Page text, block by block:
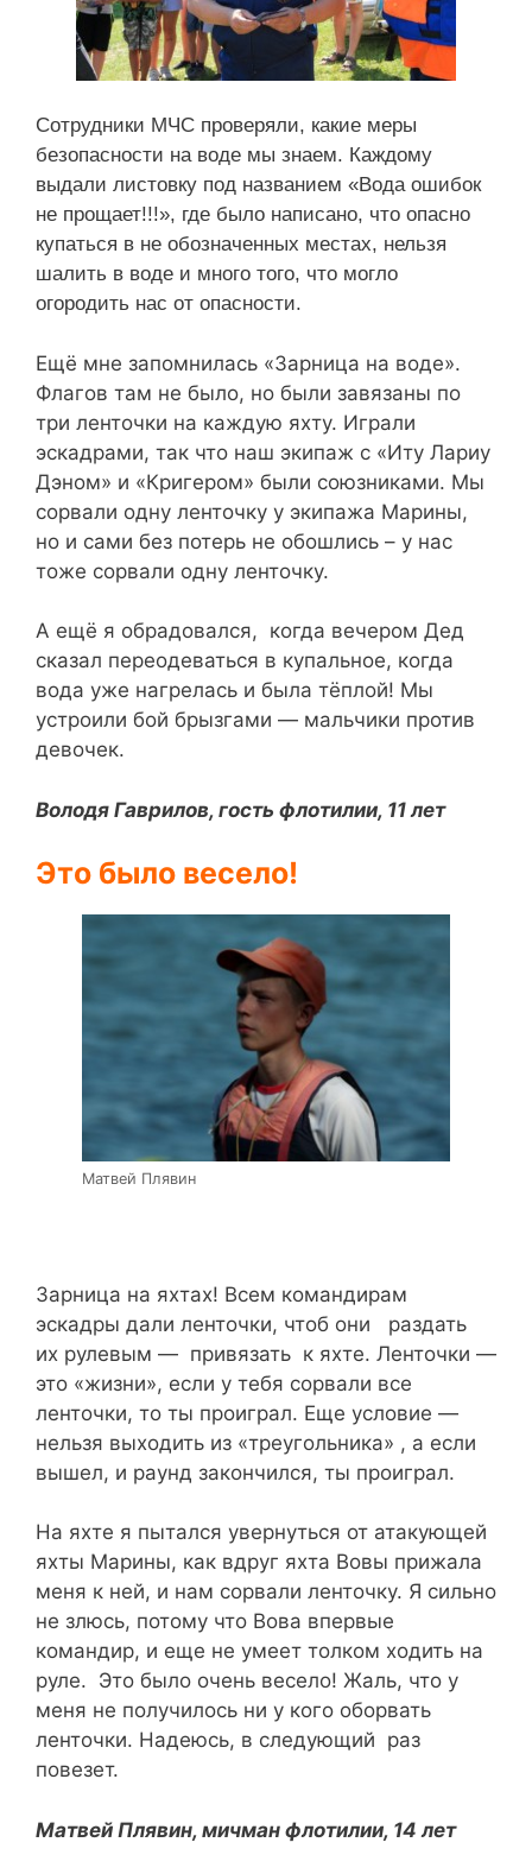
Сотрудники МЧС проверяли, какие меры
безопасности на воде мы знаем. Каждому
выдали листовку под названием «Вода ошибок
не прощает!!!», где было написано, что опасно
купаться в не обозначенных местах, нельзя
шалить в воде и много того, что могло
огородить нас от опасности.
Ещё мне запомнилась «Зарница на воде».
Флагов там не было, но были завязаны по
три ленточки на каждую яхту. Играли
эскадрами, так что наш экипаж с «Иту Лариу
Дэном» и «Кригером» были союзниками. Мы
сорвали одну ленточку у экипажа Марины,
но и сами без потерь не обошлись – у нас
тоже сорвали одну ленточку.
А ещё я обрадовался, когда вечером Дед
сказал переодеваться в купальное, когда
вода уже нагрелась и была тёплой! Мы
устроили бой брызгами — мальчики против
девочек.
Володя Гаврилов, гость флотилии, 11 лет
Это было весело!
Матвей Плявин
Зарница на яхтах! Всем командирам
эскадры дали ленточки, чтоб они раздать
их рулевым — привязать к яхте. Ленточки —
это «жизни», если у тебя сорвали все
ленточки, то ты проиграл. Еще условие —
нельзя выходить из «треугольника» , а если
вышел, и раунд закончился, ты проиграл.
На яхте я пытался увернуться от атакующей
яхты Марины, как вдруг яхта Вовы прижала
меня к ней, и нам сорвали ленточку. Я сильно
не злюсь, потому что Вова впервые
командир, и еще не умеет толком ходить на
руле. Это было очень весело! Жаль, что у
меня не получилось ни у кого оборвать
ленточки. Надеюсь, в следующий раз
повезет.
Матвей Плявин, мичман флотилии, 14 лет